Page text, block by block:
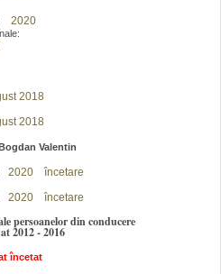
2020
2018
2018
Valentin
2020 încetare
2020 încetare
persoanelor din conducere
2012 - 2016
încetat